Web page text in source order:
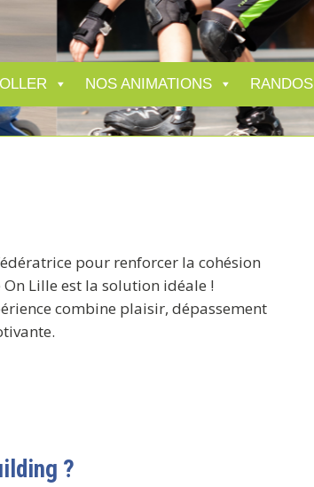
NOS ANIMATIONS RANDOS
pour renforcer la cohésion
On Lille est la solution idéale !
combine plaisir, dépassement
?